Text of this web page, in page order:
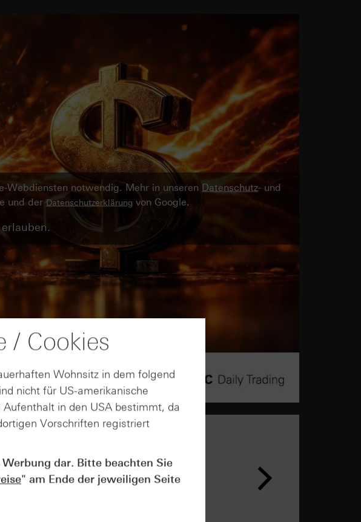
Webdiensten notwendig. Mehr in unseren Datenschutz- und
und derDatenschutzerklärungvon Google.
Kosten &
- Webinar
/ Cookies
Wohnsitz in dem folgend
nicht für US-amerikanische
in den USA bestimmt, da
Vorschriften registriert
dar. Bitte beachten Sie
" am Ende der jeweiligen Seite